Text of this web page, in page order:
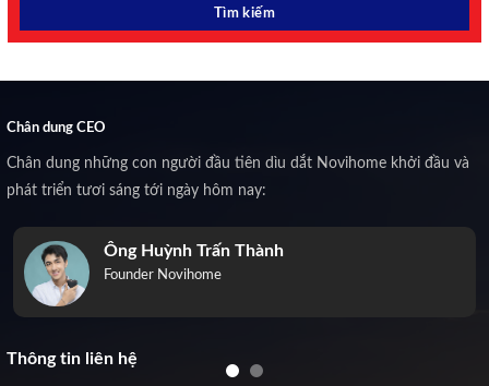
Chân dung CEO
Chân dung những con người đầu tiên dìu dắt Novihome khởi đầu và
phát triển tươi sáng tới ngày hôm nay:
Ông Huỳnh Trấn Thành
Founder Novihome
Thông tin liên hệ